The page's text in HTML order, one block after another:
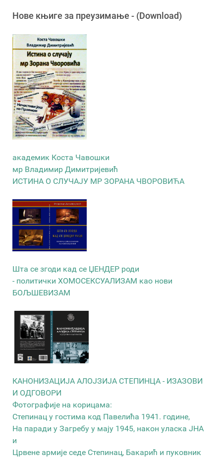
Новe књигe за преузимање - (Download)
академик Коста Чавошки
мр Владимир Димитријевић
ИСТИНА О СЛУЧАЈУ МР ЗОРАНА ЧВОРОВИЋА
Шта се згоди кад се ЏЕНДЕР роди
- политички ХОМОСЕКСУАЛИЗАМ као нови
БОЉШЕВИЗАМ
КАНОНИЗАЦИЈА АЛОЈЗИЈА СТЕПИНЦА - ИЗАЗОВИ
И ОДГОВОРИ
Фотографије на корицама:
Степинац у гостима код Павелића 1941. године,
На паради у Загребу у мају 1945, након уласка ЈНА
и
Црвене армије седе Степинац, Бакарић и пуковник